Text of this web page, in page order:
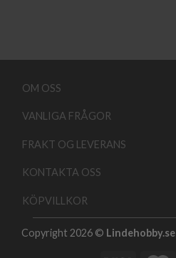
OM OSS
VANLIGA FRÅGOR
FRAKT OG LEVERANS
KONTAKTA OSS
KÖPVILLKOR
Copyright 2026 © Lindehobby.se